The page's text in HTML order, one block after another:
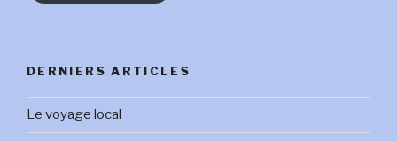
DERNIERS ARTICLES
Le voyage local